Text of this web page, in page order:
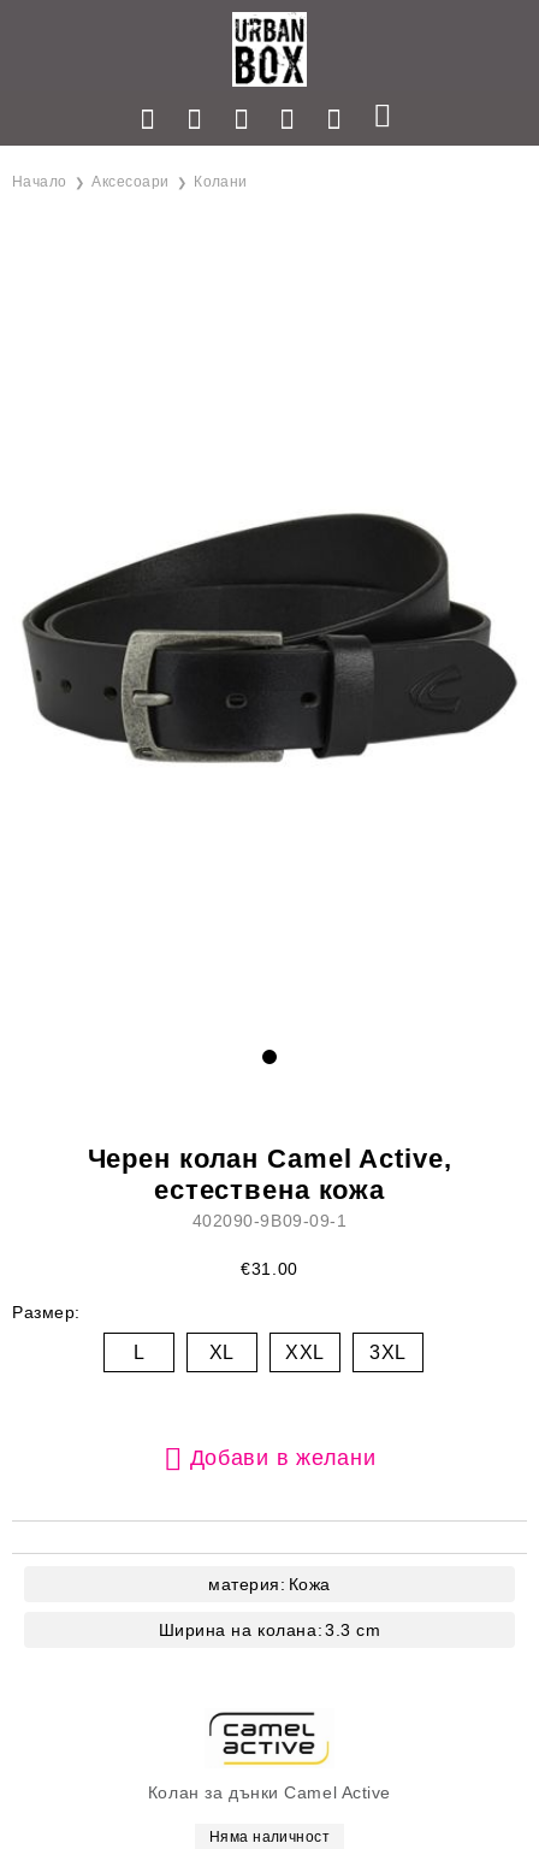
Начало Аксесоари Колани
Колан за дънки Camel Active
Няма наличност
Черен колан Camel Active,
естествена кожа
402090-9B09-09-1
€31.00
Размер:
L XL XXL 3XL
Добави в желани
материя: Кожа
Ширина на колана:3.3cm